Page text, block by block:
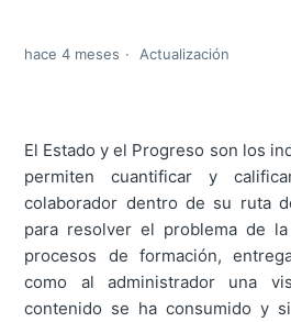
hace 4 meses Actualización
El Estado y el Progreso son los
permiten cuantificar y
colaborador dentro de su ruta
para resolver el problema de
procesos de formación,
como al administrador una
contenido se ha consumido y